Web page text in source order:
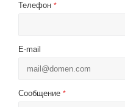
Телефон *
E-mail
Сообщение *